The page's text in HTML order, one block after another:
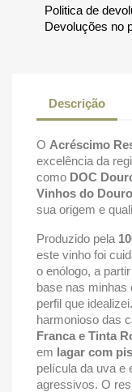
Politica de
Devoluções no
Descrição
O Acréscimo
excelência da
como DOC
Vinhos do
sua origem e
Produzido pela
este vinho foi
o enólogo, a
base nas minhas
perfil que
harmonioso das
Franca e Tinta
em lagar com
película da uva e
agressivos. O